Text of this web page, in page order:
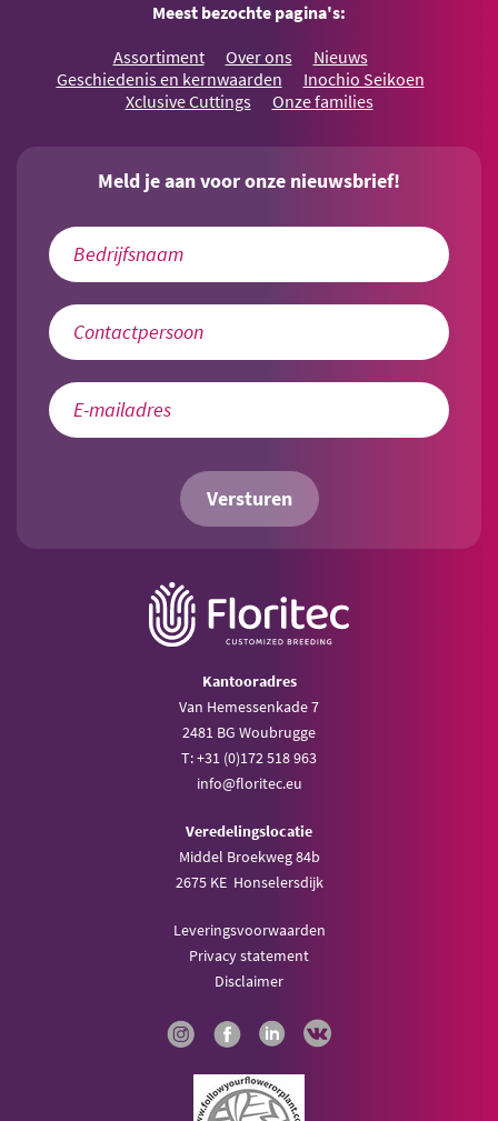
Meest bezochte pagina's:
Assortiment Over ons
Nieuws
Geschiedenis en kernwaarden
Inochio Seikoen
Xclusive Cuttings
Onze families
Meld je aan voor onze nieuwsbrief!
Versturen
Kantooradres
Van Hemessenkade 7
2481 BG Woubrugge
T: +31 (0)172 518 963
info@floritec.eu
Veredelingslocatie
Middel Broekweg 84b
2675 KE Honselersdijk
Leveringsvoorwaarden
Privacy statement
Disclaimer